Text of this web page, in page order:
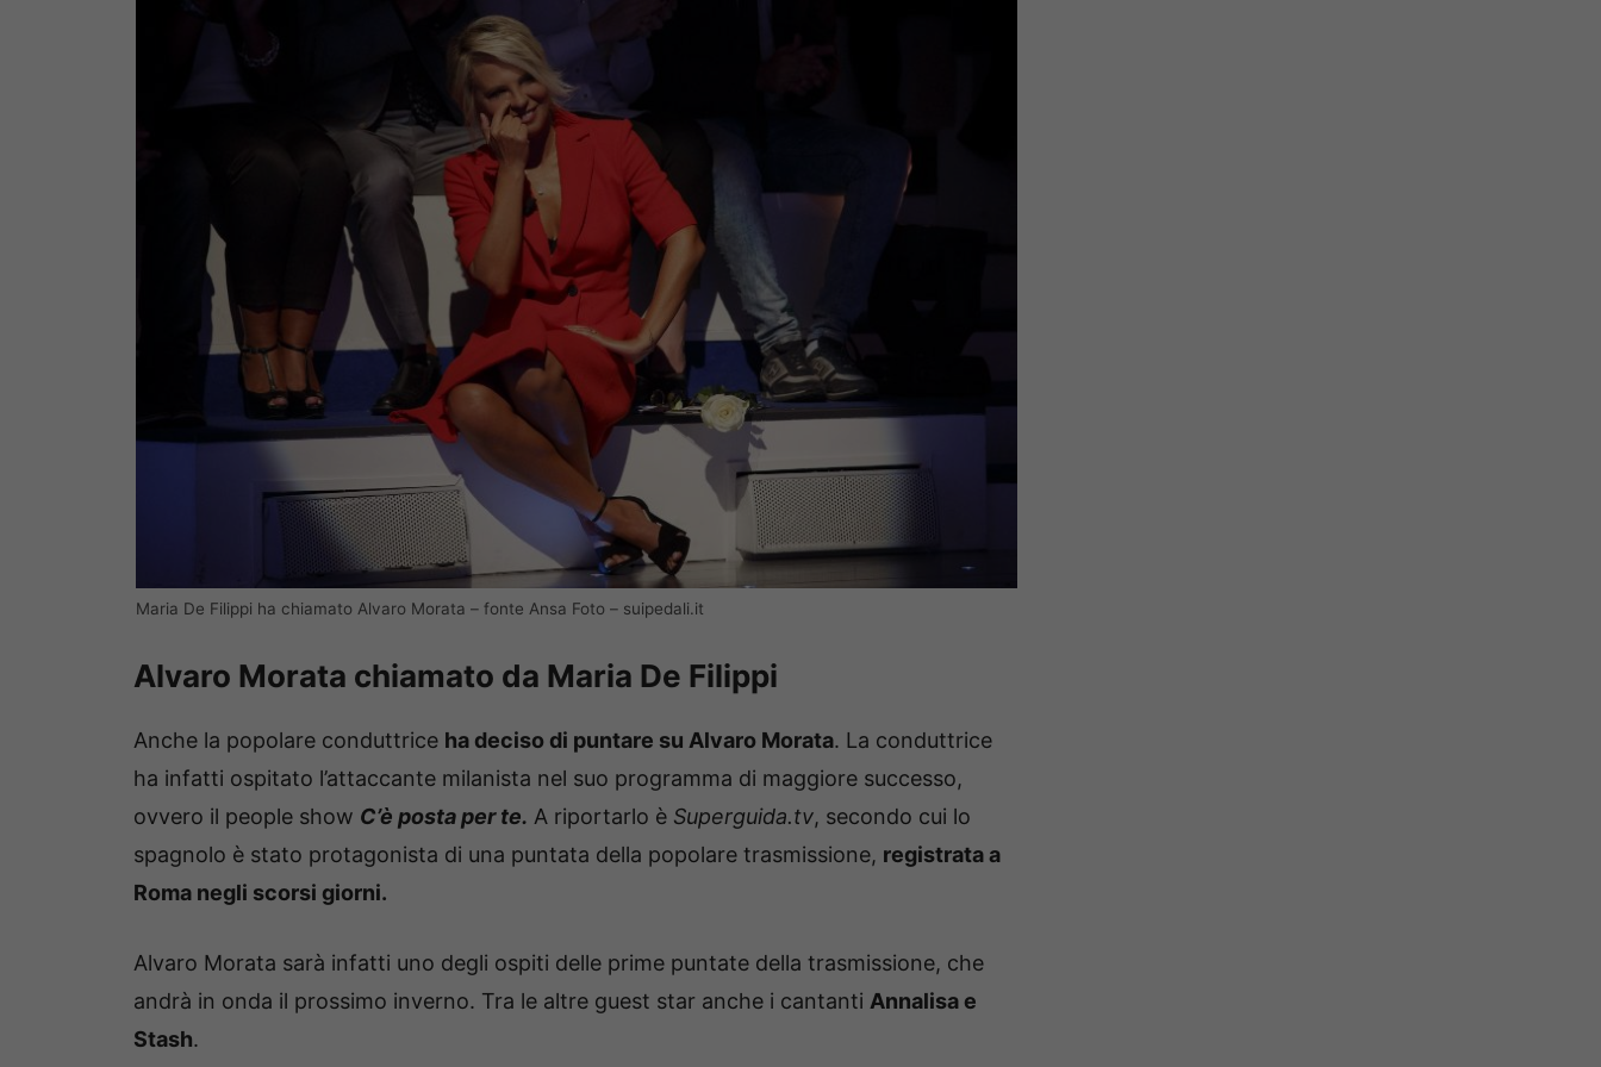
Maria De Filippi ha chiamato Alvaro Morata – fonte Ansa Foto – suipedali.it
Alvaro Morata chiamato da Maria De Filippi
Anche la popolare conduttrice ha deciso di puntare su Alvaro Morata. La conduttrice
ha infatti ospitato l’attaccante milanista nel suo programma di maggiore successo,
ovvero il people show C’è posta per te. A riportarlo è Superguida.tv, secondo cui lo
spagnolo è stato protagonista di una puntata della popolare trasmissione, registrata a
Roma negli scorsi giorni.
Alvaro Morata sarà infatti uno degli ospiti delle prime puntate della trasmissione, che
andrà in onda il prossimo inverno. Tra le altre guest star anche i cantanti Annalisa e
Stash.